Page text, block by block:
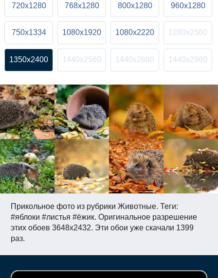
Прикольное фото из рубрики Животные. Теги:
#яблоки #листья #ёжик. Оригинальное разрешение
этих обоев 3648x2432. Эти обои уже скачали 1399
раз.
720x1280 768x1280 800x1280 960x1280
750x1334 1080x1920 1080x2220 1280x2560
1350x2400 1440x2560 1440x2880 1440x2960